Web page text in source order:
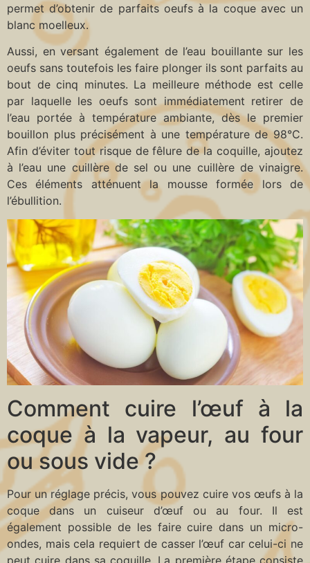
permet d’obtenir de parfaits oeufs à la coque avec un
blanc moelleux.
Aussi, en versant également de l’eau bouillante sur les
oeufs sans toutefois les faire plonger ils sont parfaits au
bout de cinq minutes. La meilleure méthode est celle
par laquelle les oeufs sont immédiatement retirer de
l’eau portée à température ambiante, dès le premier
bouillon plus précisément à une température de 98°C.
Afin d’éviter tout risque de fêlure de la coquille, ajoutez
à l’eau une cuillère de sel ou une cuillère de vinaigre.
Ces éléments atténuent la mousse formée lors de
l’ébullition.
Comment cuire l’œuf à la
coque à la vapeur, au four
ou sous vide ?
Pour un réglage précis, vous pouvez cuire vos œufs à la
coque dans un cuiseur d’œuf ou au four. Il est
également possible de les faire cuire dans un micro-
ondes, mais cela requiert de casser l’œuf car celui-ci ne
peut cuire dans sa coquille. La première étape consiste